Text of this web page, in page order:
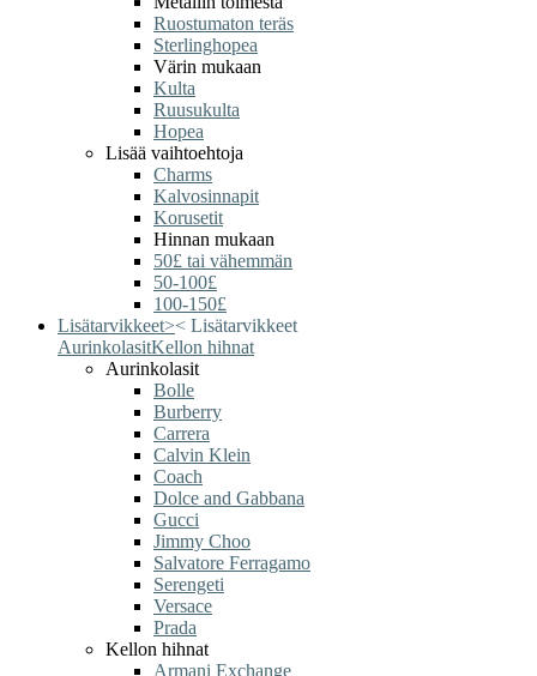
Ruostumaton teräs
Sterlinghopea
Värin mukaan
Kulta
Ruusukulta
Hopea
Lisää vaihtoehtoja
Charms
Kalvosinnapit
Korusetit
Hinnan mukaan
50£ tai vähemmän
50-100£
100-150£
Lisätarvikkeet>< Lisätarvikkeet
AurinkolasitKellon hihnat
Aurinkolasit
Bolle
Burberry
Carrera
Calvin Klein
Coach
Dolce and Gabbana
Gucci
Jimmy Choo
Salvatore Ferragamo
Serengeti
Versace
Prada
Kellon hihnat
Armani Exchange